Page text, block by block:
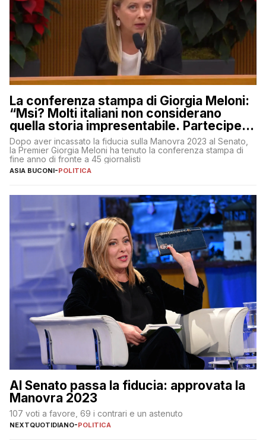
La conferenza stampa di Giorgia Meloni:
“Msi? Molti italiani non considerano
quella storia impresentabile. Parteciperò
al 25 aprile”
Dopo aver incassato la fiducia sulla Manovra 2023 al Senato,
la Premier Giorgia Meloni ha tenuto la conferenza stampa di
fine anno di fronte a 45 giornalisti
ASIA BUCONI-POLITICA
Al Senato passa la fiducia: approvata la
Manovra 2023
107 voti a favore, 69 i contrari e un astenuto
NEXTQUOTIDIANO-POLITICA